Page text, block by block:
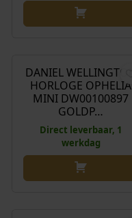
DANIEL WELLINGTON
HORLOGE OPHELIA
MINI DW00100897
GOLDP…
Direct leverbaar, 1
werkdag